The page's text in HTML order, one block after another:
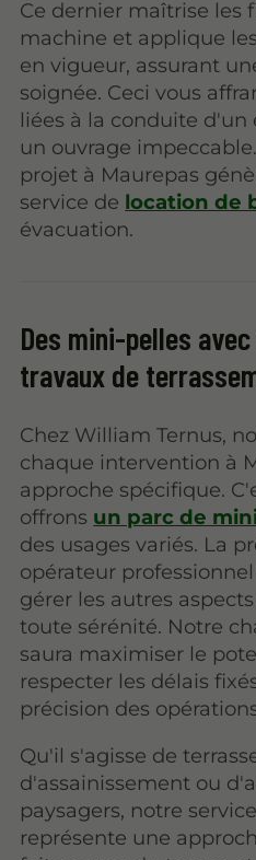
Ce dernier maîtrise les
machine et applique
en vigueur, assurant
soignée. Ceci vous
liées à la conduite
un ouvrage
projet à Maurepas
service de location de
évacuation.
Des mini-pelles
travaux de
Chez William Ternus,
chaque intervention à
approche spécifique.
offrons un parc de
des usages variés. La
opérateur
gérer les autres
toute sérénité. Notre
saura maximiser le
respecter les délais
précision des
Qu'il s'agisse de
d'assainissement ou
paysagers, notre
représente une